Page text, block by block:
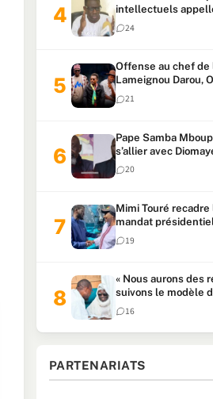
intellectuels
urgent de la révision
constitutionnelle
24
Offense au chef de
Lameignou Darou,
Ndiaye Touba
condamnés
21
Pape Samba
s’allier avec
locales et tacle
20
Mimi Touré
mandat
faire plus de deux
consécutifs de 5
19
« Nous aurons des
suivons le modèle
Touba » : Ousmane
Serigne Mountakha
16
PARTENARIATS